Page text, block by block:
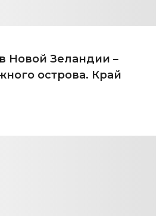
Новой Зеландии –
острова. Край